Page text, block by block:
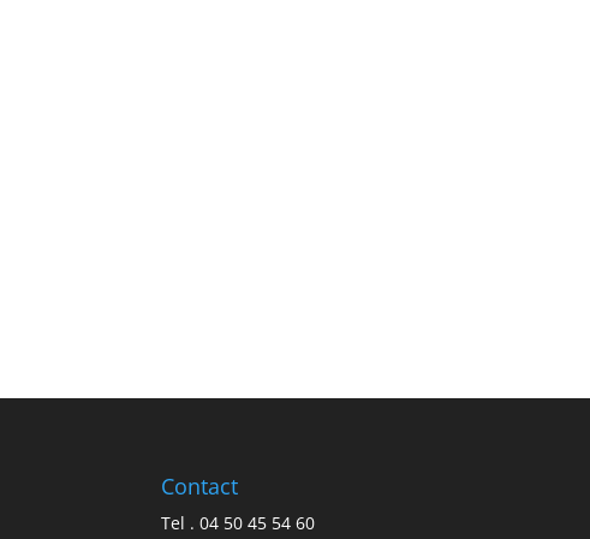
Contact
Tel . 04 50 45 54 60